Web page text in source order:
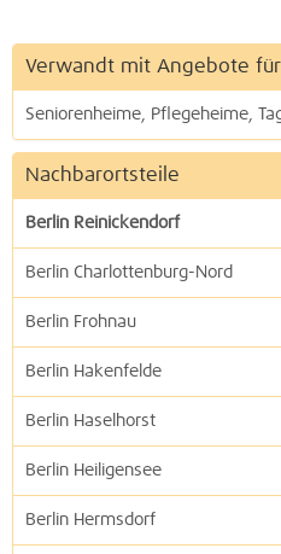
Verwandt mit Angebote
Seniorenheime, Pflegeheime,
Nachbarortsteile
Berlin Reinickendorf
Berlin Charlottenburg-Nord
Berlin Frohnau
Berlin Hakenfelde
Berlin Haselhorst
Berlin Heiligensee
Berlin Hermsdorf